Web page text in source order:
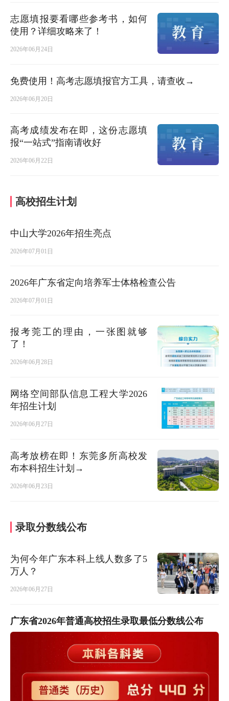
志愿填报要看哪些参考书，如何
使用？详细攻略来了！
2026年06月24日
免费使用！高考志愿填报官方工具，请查收→
2026年06月20日
高考成绩发布在即，这份志愿填
报“一站式”指南请收好
2026年06月22日
高校招生计划
中山大学2026年招生亮点
2026年07月01日
2026年广东省定向培养军士体格检查公告
2026年07月01日
报考莞工的理由，一张图就够
了！
2026年06月28日
网络空间部队信息工程大学2026
年招生计划
2026年06月27日
高考放榜在即！东莞多所高校发
布本科招生计划→
2026年06月23日
录取分数线公布
为何今年广东本科上线人数多了5
万人？
2026年06月27日
广东省2026年普通高校招生录取最低分数线公布